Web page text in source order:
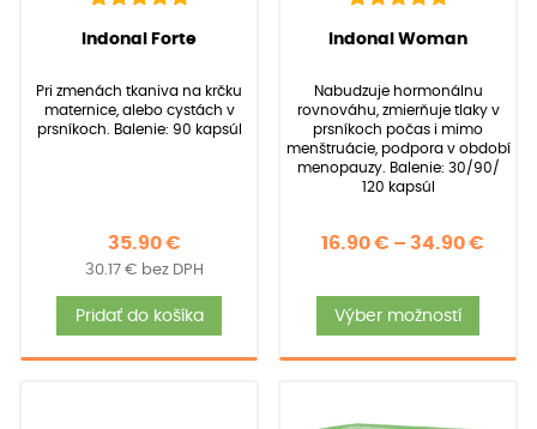
4.91
základe
zákazníckych
recenzií
(142recenzií
Indonal Forte
Pri zmenách tkaniva na krčku
maternice, alebo cystách v
prsníkoch. Balenie: 90 kapsúl
35.90€
30.17 € bez DPH
Pridať do košíka
4.97
základe
zákazníckych
recenzií
recenzií zákazníkov)
Indonal Woman
Nabudzuje hormonálnu
rovnováhu, zmierňuje tlaky v
prsníkoch počas i mimo
menštruácie, podpora v období
menopauzy. Balenie: 30/90/
120 kapsúl
16.90€ – 34.90€
Výber možností
má